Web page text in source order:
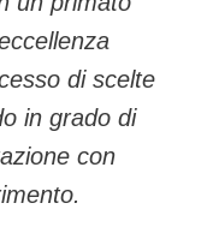
di scelte
in grado di
con